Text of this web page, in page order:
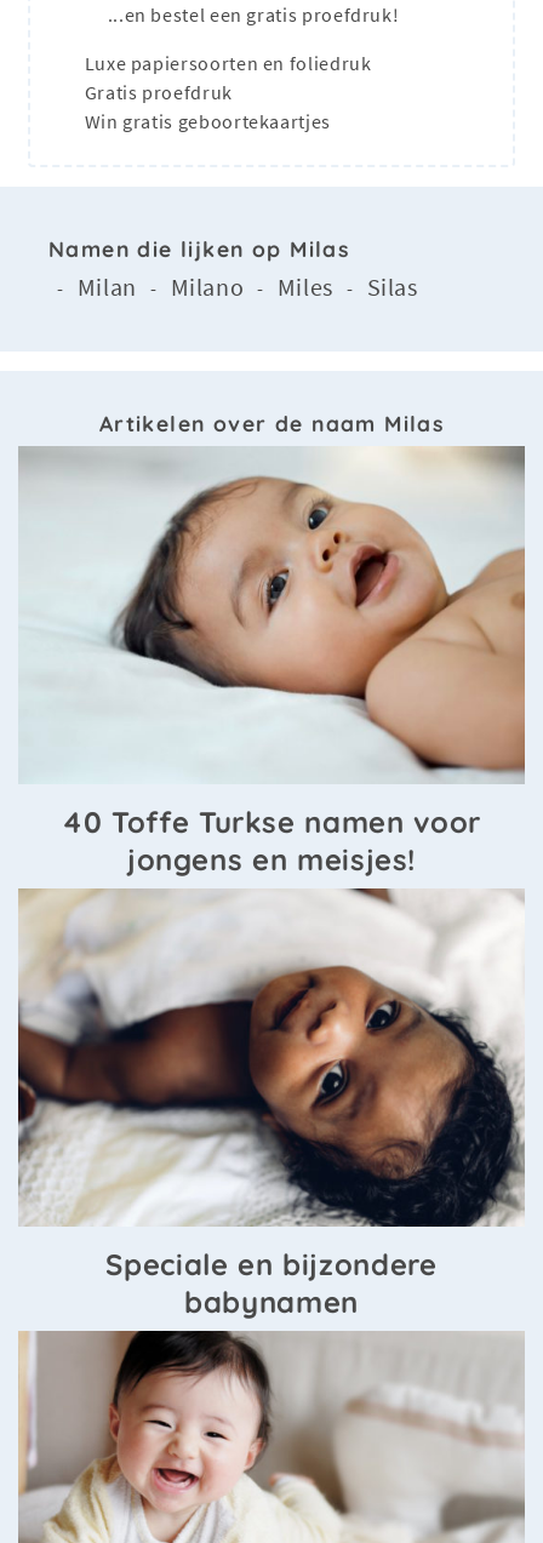
...en bestel een gratis proefdruk!
Luxe papiersoorten en foliedruk
Gratis proefdruk
Win gratis geboortekaartjes
Namen die lijken op Milas
- Milan - Milano - Miles - Silas
Artikelen over de naam Milas
40 Toffe Turkse namen voor
jongens en meisjes!
Speciale en bijzondere
babynamen